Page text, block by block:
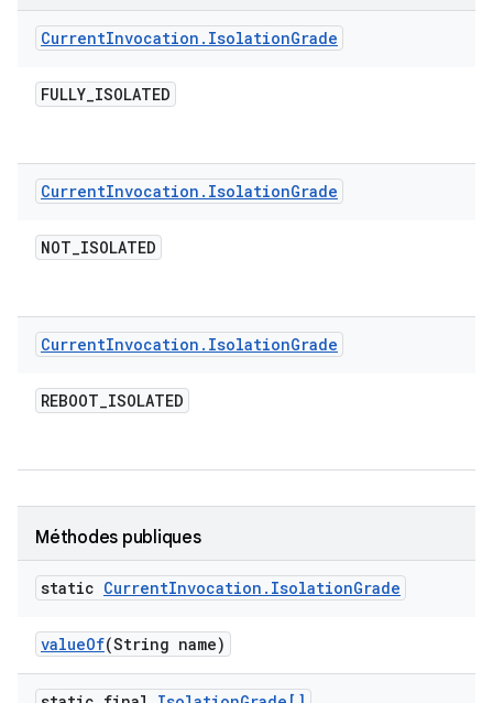
CurrentInvocation . IsolationGrade
FULLY_ISOLATED
CurrentInvocation . IsolationGrade
NOT_ISOLATED
CurrentInvocation . IsolationGrade
REBOOT_ISOLATED
Méthodes publiques
static CurrentInvocation . IsolationGrade
valueOf(String name)